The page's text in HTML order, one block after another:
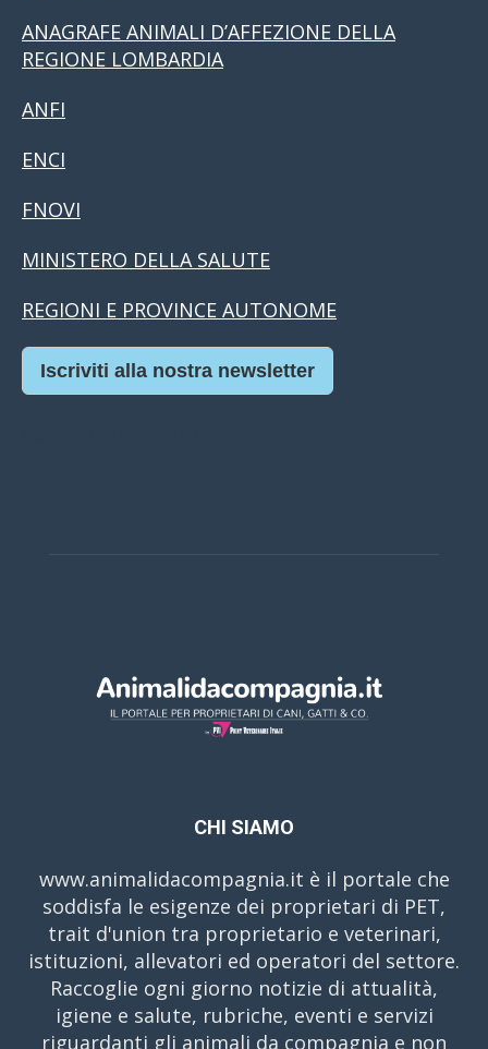
ANAGRAFE ANIMALI D’AFFEZIONE DELLA
REGIONE LOMBARDIA
ANFI
ENCI
FNOVI
MINISTERO DELLA SALUTE
REGIONI E PROVINCE AUTONOME
Iscriviti alla nostra newsletter
CHI SIAMO
www.animalidacompagnia.it è il portale che
soddisfa le esigenze dei proprietari di PET,
trait d'union tra proprietario e veterinari,
istituzioni, allevatori ed operatori del settore.
Raccoglie ogni giorno notizie di attualità,
igiene e salute, rubriche, eventi e servizi
riguardanti gli animali da compagnia e non